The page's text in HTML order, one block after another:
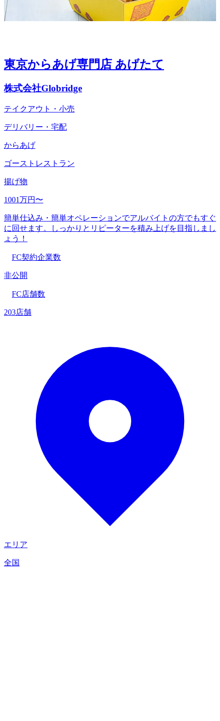
東京からあげ専門店 あげたて
株式会社Globridge
テイクアウト・小売
デリバリー・宅配
からあげ
ゴーストレストラン
揚げ物
1001万円〜
簡単仕込み・簡単オペレーションでアルバイトの方でもすぐ
に回せます。しっかりとリピーターを積み上げを目指しまし
ょう！
FC契約企業数
非公開
FC店舗数
203店舗
エリア
全国